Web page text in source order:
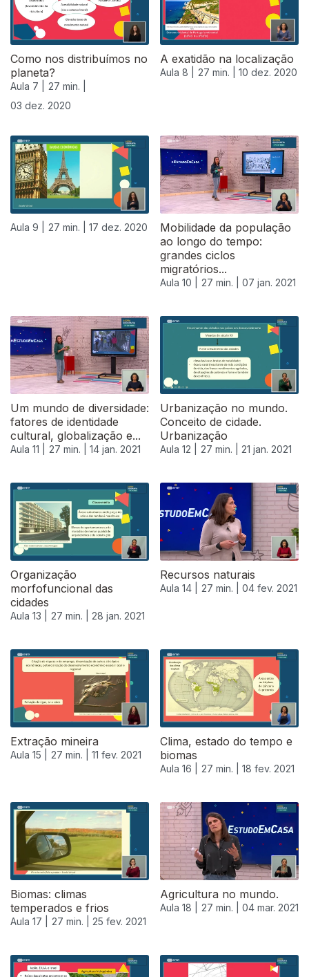
Como nos distribuímos no
planeta?
Aula 7 |
27 min. |
03 dez. 2020
A exatidão na localização
Aula 8 | 27 min. | 10 dez. 2020
Aula 9 | 27 min. | 17 dez. 2020
Mobilidade da população
ao longo do tempo:
grandes ciclos
migratórios...
Aula 10 | 27 min. | 07 jan. 2021
Um mundo de diversidade:
fatores de identidade
cultural, globalização e...
Aula 11 | 27 min. | 14 jan. 2021
Urbanização no mundo.
Conceito de cidade.
Urbanização
Aula 12 | 27 min. | 21 jan. 2021
519237
Organização
morfofuncional das
cidades
Aula 13 | 27 min. | 28 jan. 2021
Recursos naturais
Aula 14 | 27 min. | 04 fev. 2021
Extração mineira
Aula 15 | 27 min. | 11 fev. 2021
Clima, estado do tempo e
biomas
Aula 16 | 27 min. | 18 fev. 2021
Biomas: climas
temperados e frios
Aula 17 | 27 min. | 25 fev. 2021
Agricultura no mundo.
Aula 18 | 27 min. | 04 mar. 2021